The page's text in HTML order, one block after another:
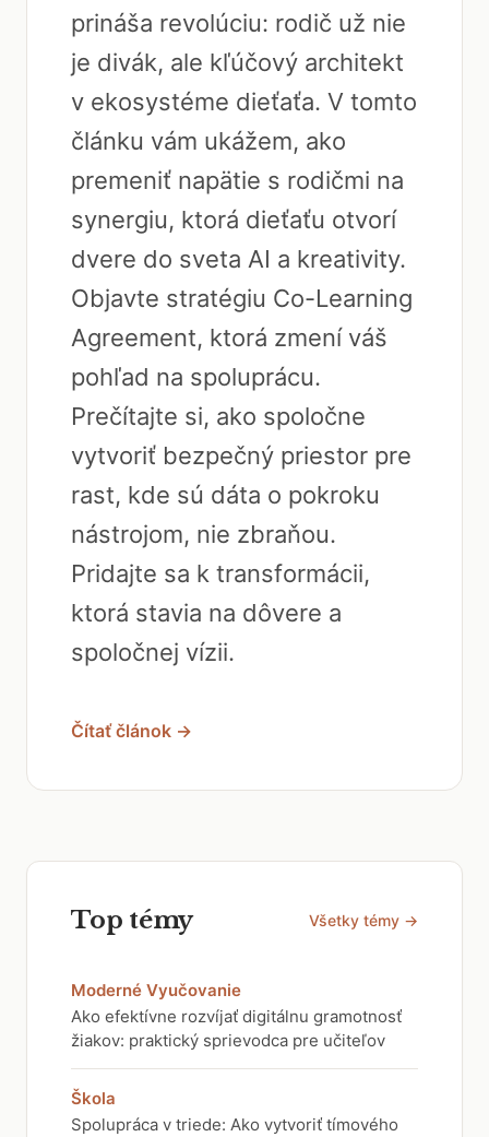
prináša revolúciu: rodič už nie
je divák, ale kľúčový architekt
v ekosystéme dieťaťa. V tomto
článku vám ukážem, ako
premeniť napätie s rodičmi na
synergiu, ktorá dieťaťu otvorí
dvere do sveta AI a kreativity.
Objavte stratégiu Co-Learning
Agreement, ktorá zmení váš
pohľad na spoluprácu.
Prečítajte si, ako spoločne
vytvoriť bezpečný priestor pre
rast, kde sú dáta o pokroku
nástrojom, nie zbraňou.
Pridajte sa k transformácii,
ktorá stavia na dôvere a
spoločnej vízii.
Čítať článok →
Top témy Všetky témy →
Moderné Vyučovanie
Ako efektívne rozvíjať digitálnu gramotnosť
žiakov: praktický sprievodca pre učiteľov
Škola
Spolupráca v triede: Ako vytvoriť tímového